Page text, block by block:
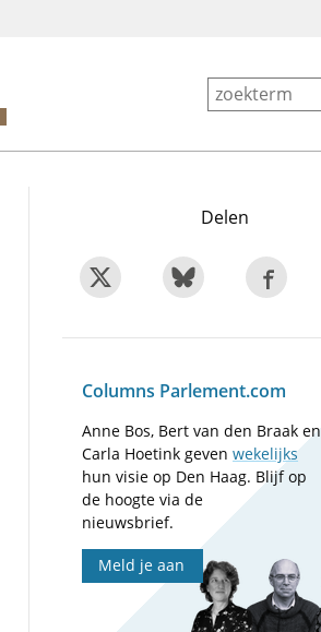
Delen
Columns Parlement.com
Anne Bos, Bert van den Braak en
Carla Hoetink gevenwekelijks
hun visie op Den Haag. Blijf op
de hoogte via de
nieuwsbrief.
Meld je aan